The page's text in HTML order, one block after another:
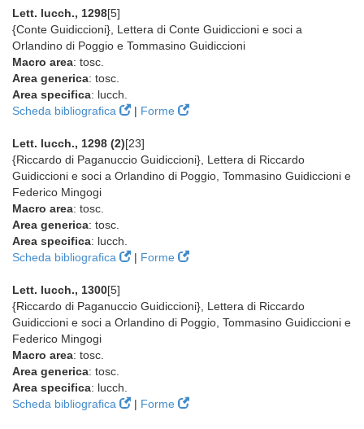
Lett. lucch., 1298[5]
{Conte Guidiccioni}, Lettera di Conte Guidiccioni e soci a
Orlandino di Poggio e Tommasino Guidiccioni
Macro area: tosc.
Area generica: tosc.
Area specifica: lucch.
Scheda bibliografica
| Forme
Lett. lucch., 1298 (2)[23]
{Riccardo di Paganuccio Guidiccioni}, Lettera di Riccardo
Guidiccioni e soci a Orlandino di Poggio, Tommasino Guidiccioni e
Federico Mingogi
Macro area: tosc.
Area generica: tosc.
Area specifica: lucch.
Scheda bibliografica
| Forme
Lett. lucch., 1300[5]
{Riccardo di Paganuccio Guidiccioni}, Lettera di Riccardo
Guidiccioni e soci a Orlandino di Poggio, Tommasino Guidiccioni e
Federico Mingogi
Macro area: tosc.
Area generica: tosc.
Area specifica: lucch.
Scheda bibliografica
| Forme